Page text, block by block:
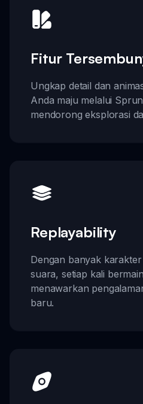
Fitur
Ungkap detail dan
Anda maju melalui
mendorong eksplorasi
Replayability
Dengan banyak
suara, setiap kali
menawarkan
baru.